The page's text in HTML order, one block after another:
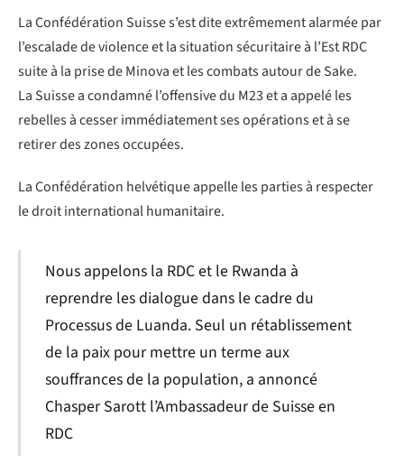
La Confédération Suisse s’est dite extrêmement alarmée par
l’escalade de violence et la situation sécuritaire à l’Est RDC
suite à la prise de Minova et les combats autour de Sake.
La Suisse a condamné l’offensive du M23 et a appelé les
rebelles à cesser immédiatement ses opérations et à se
retirer des zones occupées.
La Confédération helvétique appelle les parties à respecter
le droit international humanitaire.
Nous appelons la RDC et le Rwanda à
reprendre les dialogue dans le cadre du
Processus de Luanda. Seul un rétablissement
de la paix pour mettre un terme aux
souffrances de la population, a annoncé
Chasper Sarott l’Ambassadeur de Suisse en
RDC